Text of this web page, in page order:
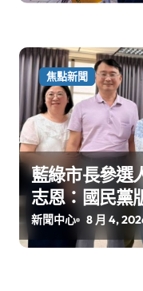
焦點新聞
藍綠市長參選
志恩：國民黨
實版
新聞中心 8 月 4,